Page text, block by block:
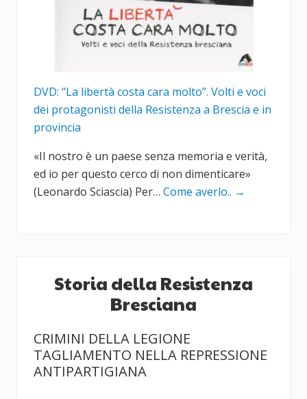
DVD: “La libertà costa cara molto”. Volti e voci
dei protagonisti della Resistenza a Brescia e in
provincia
«Il nostro è un paese senza memoria e verità,
ed io per questo cerco di non dimenticare»
(Leonardo Sciascia) Per… Come averlo.. →
Storia della Resistenza
Bresciana
CRIMINI DELLA LEGIONE
TAGLIAMENTO NELLA REPRESSIONE
ANTIPARTIGIANA